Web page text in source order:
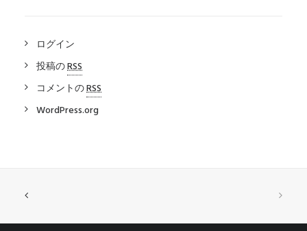
ログイン
投稿のRSS
コメントのRSS
WordPress.org